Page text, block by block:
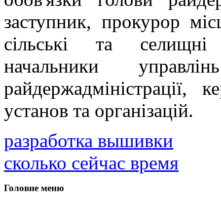
заступник, прокурор
сільські та
начальники
райдержадміністрації,
установ та організацій.
разработка вышивки
сколько сейчас время
Головне меню